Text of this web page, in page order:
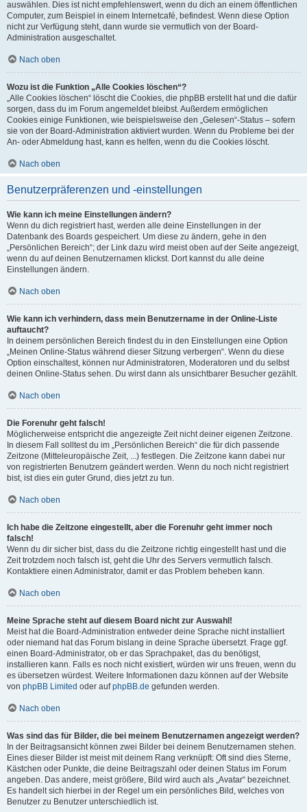
auswählen. Dies ist nicht empfehlenswert, wenn du dich an einem öffentlichen
Computer, zum Beispiel in einem Internetcafé, befindest. Wenn diese Option
nicht zur Verfügung steht, dann wurde sie vermutlich von der Board-
Administration ausgeschaltet.
Nach oben
Wozu ist die Funktion „Alle Cookies löschen“?
„Alle Cookies löschen“ löscht die Cookies, die phpBB erstellt hat und die dafür
sorgen, dass du im Forum angemeldet bleibst. Außerdem ermöglichen
Cookies einige Funktionen, wie beispielsweise den „Gelesen“-Status – sofern
sie von der Board-Administration aktiviert wurden. Wenn du Probleme bei der
An- oder Abmeldung hast, kann es helfen, wenn du die Cookies löscht.
Nach oben
Benutzerpräferenzen und -einstellungen
Wie kann ich meine Einstellungen ändern?
Wenn du dich registriert hast, werden alle deine Einstellungen in der
Datenbank des Boards gespeichert. Um diese zu ändern, gehe in den
„Persönlichen Bereich“; der Link dazu wird meist oben auf der Seite angezeigt,
wenn du auf deinen Benutzernamen klickst. Dort kannst du alle deine
Einstellungen ändern.
Nach oben
Wie kann ich verhindern, dass mein Benutzername in der Online-Liste
auftaucht?
In deinem persönlichen Bereich findest du in den Einstellungen eine Option
„Meinen Online-Status während dieser Sitzung verbergen“. Wenn du diese
Option einschaltest, können nur Administratoren, Moderatoren und du selbst
deinen Online-Status sehen. Du wirst dann als unsichtbarer Besucher gezählt.
Nach oben
Die Forenuhr geht falsch!
Möglicherweise entspricht die angezeigte Zeit nicht deiner eigenen Zeitzone.
In diesem Fall solltest du im „Persönlichen Bereich“ die für dich passende
Zeitzone (Mitteleuropäische Zeit, ...) festlegen. Die Zeitzone kann dabei nur
von registrierten Benutzern geändert werden. Wenn du noch nicht registriert
bist, ist dies ein guter Grund, dies jetzt zu tun.
Nach oben
Ich habe die Zeitzone eingestellt, aber die Forenuhr geht immer noch
falsch!
Wenn du dir sicher bist, dass du die Zeitzone richtig eingestellt hast und die
Zeit trotzdem noch falsch ist, geht die Uhr des Servers vermutlich falsch.
Kontaktiere einen Administrator, damit er das Problem beheben kann.
Nach oben
Meine Sprache steht auf diesem Board nicht zur Auswahl!
Meist hat die Board-Administration entweder deine Sprache nicht installiert
oder niemand hat das Forum bislang in deine Sprache übersetzt. Frage ggf.
einen Board-Administrator, ob er das Sprachpaket, das du benötigst,
installieren kann. Falls es noch nicht existiert, würden wir uns freuen, wenn du
es übersetzen würdest. Weitere Informationen dazu können auf der Website
von phpBB Limited oder aufphpBB.de gefunden werden.
Nach oben
Was sind das für Bilder, die bei meinem Benutzernamen angezeigt werden?
In der Beitragsansicht können zwei Bilder bei deinem Benutzernamen stehen.
Eines dieser Bilder ist meist mit deinem Rang verknüpft: Oft sind dies Sterne,
Kästchen oder Punkte, die deine Beitragszahl oder deinen Status im Forum
angeben. Das andere, meist größere, Bild wird auch als „Avatar“ bezeichnet.
Es handelt sich hierbei in der Regel um ein persönliches Bild, welches von
Benutzer zu Benutzer unterschiedlich ist.